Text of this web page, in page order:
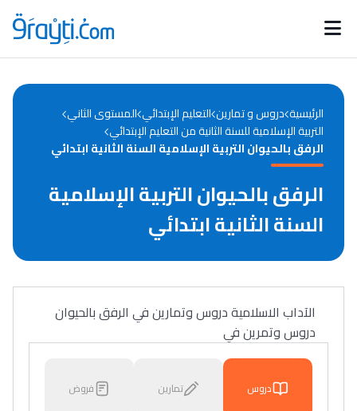
Catégories
d'actualités
Annonces bourses
الرئيسية دروس و تمارين التعليم الإبتدائي المستوى الثاني
التربية الإسلامية للسنة الثانية من التعليم الإبتدائي
الرفق بالحيوان التربية الإسلامية السنة الثانية ابتدائي
الرفق بالحيوان التربية الإسلامية
السنة الثانية ابتدائي
الآداب الاسلامية دروس وتمارين في الرفق بالحيوان
دروس وتمرين في
دروس تمارين فروض